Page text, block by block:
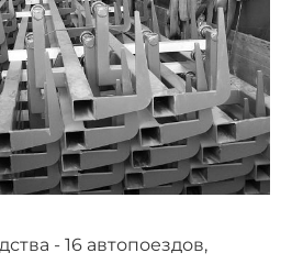
- 16 автопоездов,